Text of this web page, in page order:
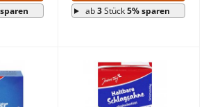
ab3Stück5% sparen